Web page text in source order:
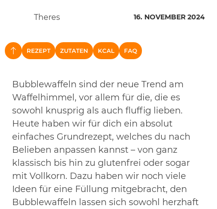
Theres 16. NOVEMBER 2024
NACH OBEN
REZEPT ZUTATEN KCAL FAQ
Bubblewaffeln sind der neue Trend am
Waffelhimmel, vor allem für die, die es
sowohl knusprig als auch fluffig lieben.
Heute haben wir für dich ein absolut
einfaches Grundrezept, welches du nach
Belieben anpassen kannst – von ganz
klassisch bis hin zu glutenfrei oder sogar
mit Vollkorn. Dazu haben wir noch viele
Ideen für eine Füllung mitgebracht, den
Bubblewaffeln lassen sich sowohl herzhaft